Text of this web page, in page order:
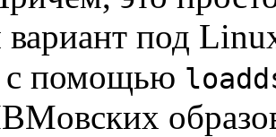
вариант под
с помощью